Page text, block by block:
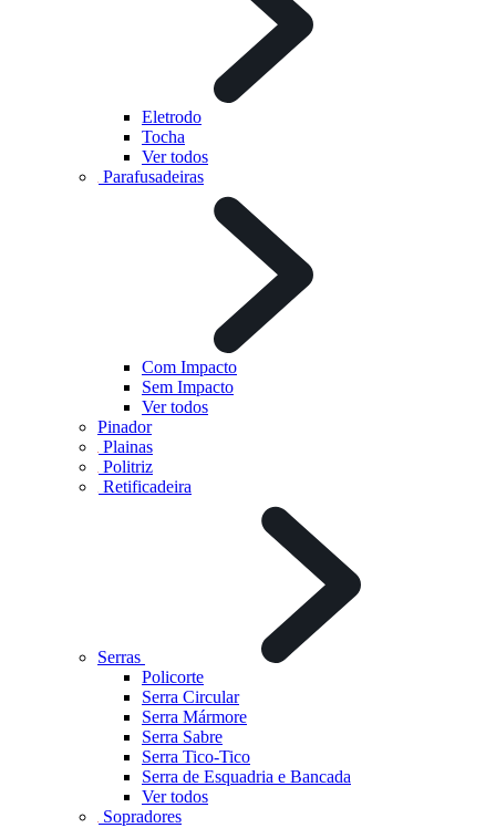
Eletrodo
Tocha
Ver todos
Parafusadeiras
Com Impacto
Sem Impacto
Ver todos
Pinador
Plainas
Politriz
Retificadeira
Serras
Policorte
Serra Circular
Serra Mármore
Serra Sabre
Serra Tico-Tico
Serra de Esquadria e Bancada
Ver todos
Sopradores